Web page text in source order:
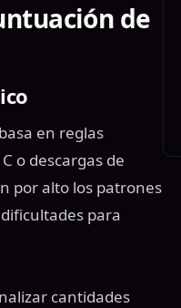
de
en reglas
o descargas de
por alto los patrones
para
cantidades